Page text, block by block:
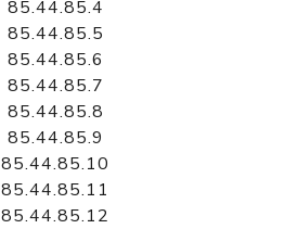
85.44.85.4
85.44.85.5
85.44.85.6
85.44.85.7
85.44.85.8
85.44.85.9
85.44.85.10
85.44.85.11
85.44.85.12